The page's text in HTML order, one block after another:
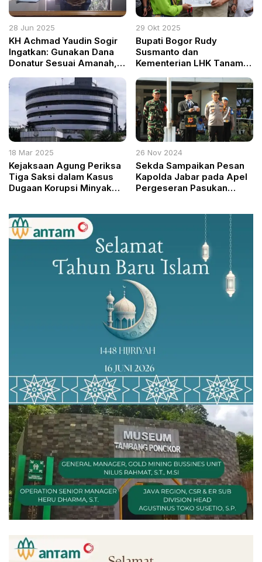
28 Jun 2025
KH Achmad Yaudin Sogir
Ingatkan: Gunakan Dana
Donatur Sesuai Amanah,
Pribadi
29 Okt 2025
Bupati Bogor Rudy
Susmanto dan
Kementerian LHK Tanam
Komitmen Lestarikan
Puncak dan Bogor Selatan
18 Mar 2025
Kejaksaan Agung Periksa
Tiga Saksi dalam Kasus
Dugaan Korupsi Minyak
26 Nov 2024
Sekda Sampaikan Pesan
Kapolda Jabar pada Apel
Pergeseran Pasukan